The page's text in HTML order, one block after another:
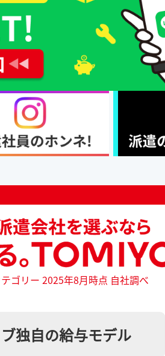
ゴリー 2025年8月時点 自社調べ
独自の給与モデル